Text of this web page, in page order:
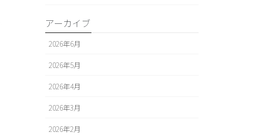
アーカイブ
2026年6月
2026年5月
2026年4月
2026年3月
2026年2月